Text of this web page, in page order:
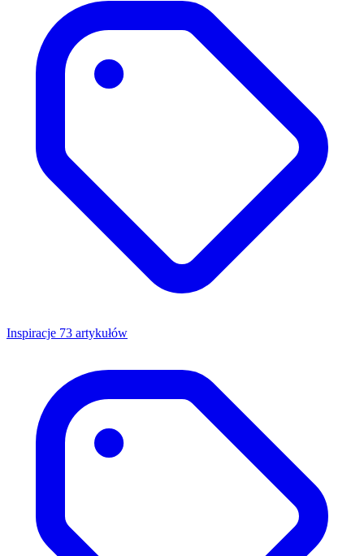
Inspiracje 73 artykułów